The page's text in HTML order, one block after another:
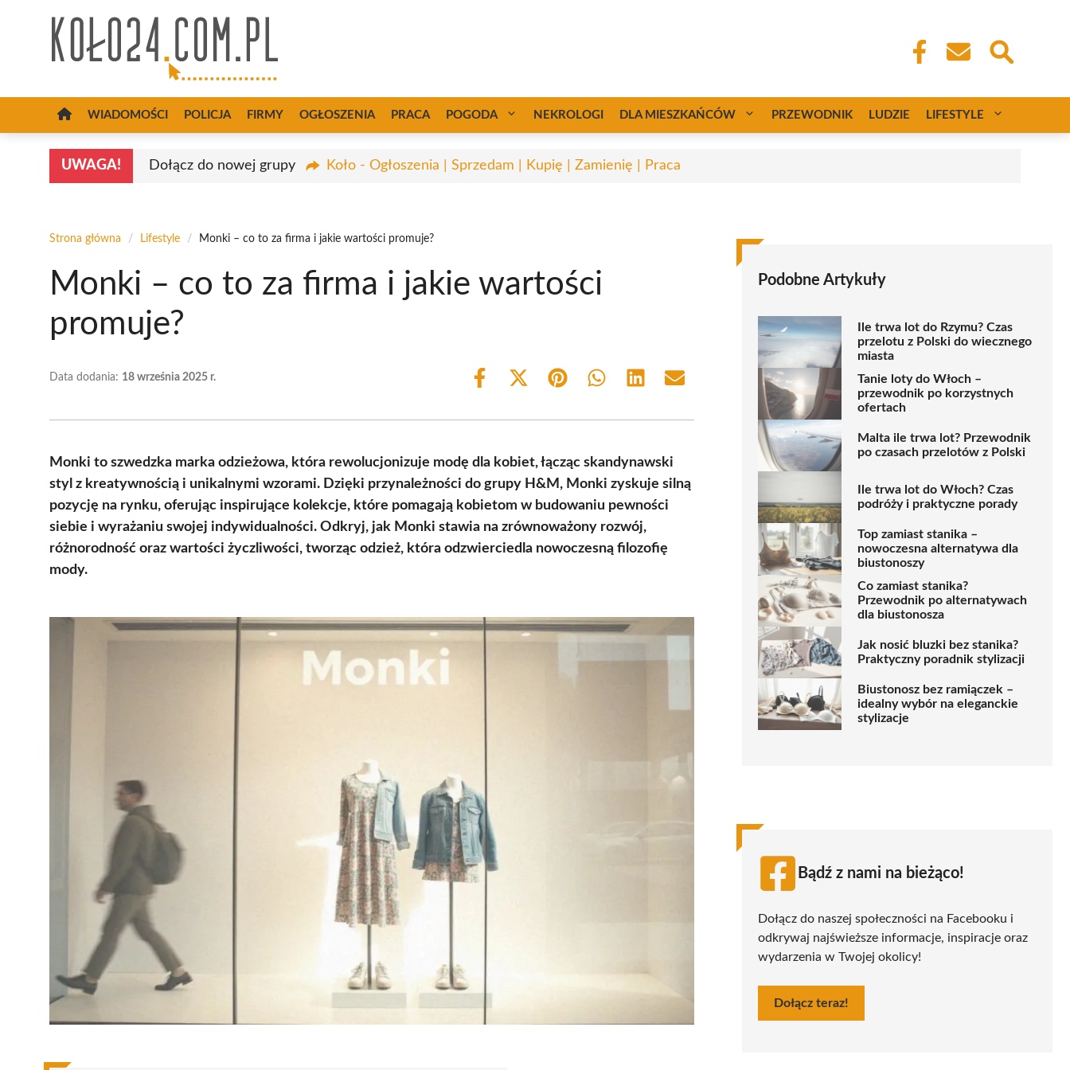
WIADOMOŚCI POLICJA FIRMY OGŁOSZENIA PRACA POGODA NEKROLOGI DLA MIESZKAŃCÓW PRZEWODNIK LUDZIE LIFESTYLE
UWAGA! Dołącz do nowej grupy Koło - Ogłoszenia | Sprzedam | Kupię | Zamienię | Praca
Strona główna / Lifestyle / Monki – co to za firma i jakie wartości promuje?
Monki – co to za firma i jakie wartości
promuje?
Data dodania: 18 września 2025 r.
Share
Share
(Twitter)
Share Share Share Share
Monki to szwedzka marka odzieżowa, która rewolucjonizuje modę dla kobiet, łącząc skandynawski
styl z kreatywnością i unikalnymi wzorami. Dzięki przynależności do grupy H&M, Monki zyskuje silną
pozycję na rynku, oferując inspirujące kolekcje, które pomagają kobietom w budowaniu pewności
siebie i wyrażaniu swojej indywidualności. Odkryj, jak Monki stawia na zrównoważony rozwój,
różnorodność oraz wartości życzliwości, tworząc odzież, która odzwierciedla nowoczesną filozofię
mody.
Podobne Artykuły
Ile trwa lot do Rzymu? Czas
przelotu z Polski do wiecznego
miasta
Tanie loty do Włoch –
przewodnik po korzystnych
ofertach
Malta ile trwa lot? Przewodnik
po czasach przelotów z Polski
Ile trwa lot do Włoch? Czas
podróży i praktyczne porady
Top zamiast stanika –
nowoczesna alternatywa dla
biustonoszy
Co zamiast stanika?
Przewodnik po alternatywach
dla biustonosza
Jak nosić bluzki bez stanika?
Praktyczny poradnik stylizacji
Biustonosz bez ramiączek –
idealny wybór na eleganckie
stylizacje
Bądź z nami na bieżąco!
Dołącz do naszej społeczności na Facebooku i
odkrywaj najświeższe informacje, inspiracje oraz
wydarzenia w Twojej okolicy!
Dołącz teraz!